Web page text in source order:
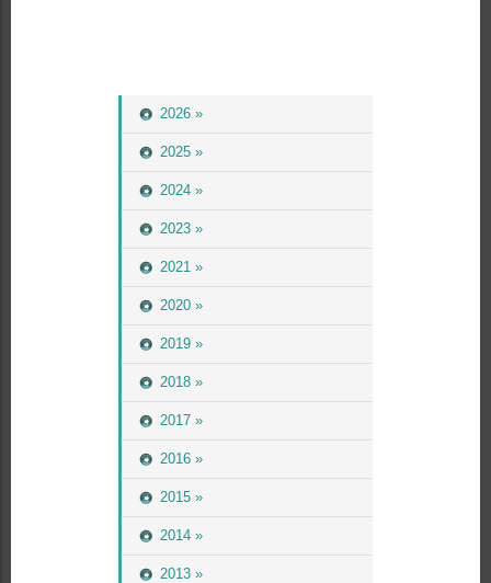
2026 »
2025 »
2024 »
2023 »
2021 »
2020 »
2019 »
2018 »
2017 »
2016 »
2015 »
2014 »
2013 »